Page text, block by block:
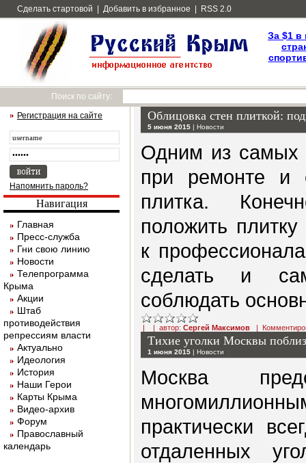
Сделать стартовой Добавить в избранное RSS 2.0
За $1 в
Поиск по сайту:
Регистрация на сайте
Напомнить пароль?
Навигация
Главная
Пресс-служба
Гни свою линию
Новости
Телепрограмма
Крыма
Акции
Штаб
противодействия
репрессиям власти
Актуально
Идеология
История
Наши Герои
Карты Крыма
Видео-архив
Форум
Православный
календарь
Облицовка стен плиткой:
5 июня 2015 | Новости
Одним из самых
при ремонте и
плитка.
положить
к
сделать и
соблюдать
| | автор: Сергей Максимов |
Тихие уголки Москвы
1 июня 2015 | Новости
Москва
практически
отдаленных